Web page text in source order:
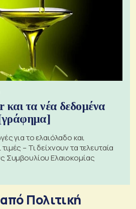
τα νέα δεδομένα
για το ελαιόλαδο και
– Τι δείχνουν τα τελευταία
Συμβουλίου Ελαιοκομίας
Πολιτική